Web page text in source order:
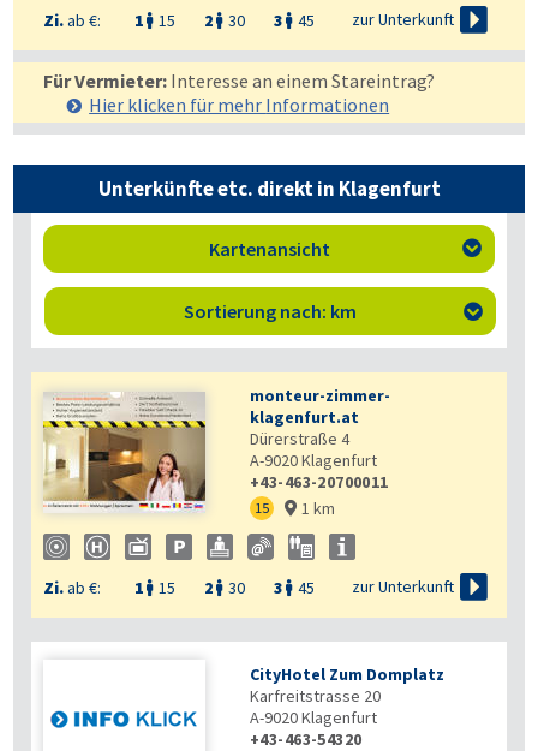
Zi.ab €: 1  15 2  30 3  45 zur Unterkunft 
Für Vermieter: Interesse an einem Stareintrag?
Hier klicken für mehr Informationen
Unterkünfte etc. direkt in Klagenfurt
Kartenansicht 
Sortierung nach: km 
monteur-zimmer-
klagenfurt.at
Dürerstraße 4
A-9020Klagenfurt
+43-463-20700011
15  1 km
Zi.ab €: 1  15 2  30 3  45 zur Unterkunft 
CityHotel Zum Domplatz
Karfreitstrasse 20
A-9020Klagenfurt
+43-463-54320